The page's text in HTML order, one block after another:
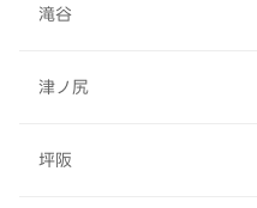
滝谷
津ノ尻
坪阪